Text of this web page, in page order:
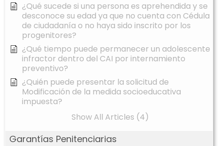
¿Qué sucede si una persona es aprehendida y se
desconoce su edad ya que no cuenta con Cédula
de ciudadanía o no haya sido inscrito por los
progenitores?
¿Qué tiempo puede permanecer un adolescente
infractor dentro del CAI por internamiento
preventivo?
¿Quién puede presentar la solicitud de
Modificación de la medida socioeducativa
impuesta?
Show All Articles (4)
Garantías Penitenciarias